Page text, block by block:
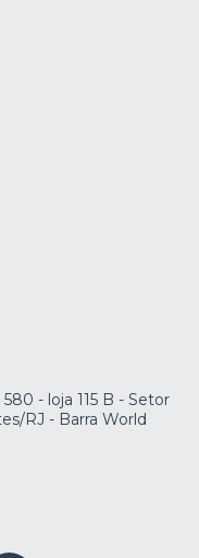
- loja 115 B - Setor
RJ - Barra World